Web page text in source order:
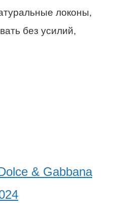
локоны,
без усилий,
& Gabbana